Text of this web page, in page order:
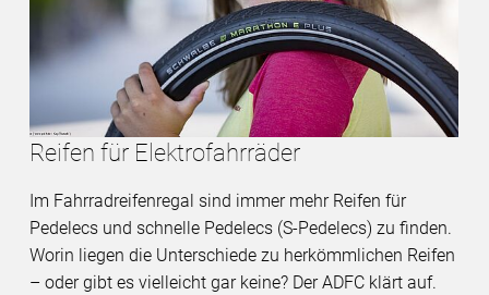
Reifen für Elektrofahrräder
Im Fahrradreifenregal sind immer mehr Reifen für
Pedelecs und schnelle Pedelecs (S-Pedelecs) zu finden.
Worin liegen die Unterschiede zu herkömmlichen Reifen
– oder gibt es vielleicht gar keine? Der ADFC klärt auf.